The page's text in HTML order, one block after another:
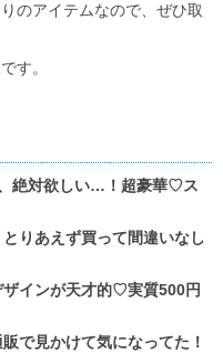
のアイテムなので、ぜひ取
す。
絶対欲しい…！超豪華♡ス
りあえず買って間違いなし
インが天才的♡実質500円
で見かけて気になってた！